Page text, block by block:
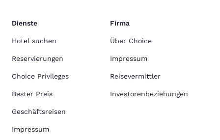
Dienste
Hotel suchen
Reservierungen
Choice Privileges
Bester Preis
Geschäftsreisen
Impressum
Firma
Über Choice
Impressum
Reisevermittler
Investorenbeziehungen